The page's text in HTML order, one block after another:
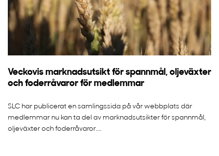
Veckovis marknadsutsikt för spannmål, oljeväxter
och foderråvaror för medlemmar
SLC har publicerat en samlingssida på vår webbplats där
medlemmar nu kan ta del av marknadsutsikter för spannmål,
oljeväxter och foderråvaror....